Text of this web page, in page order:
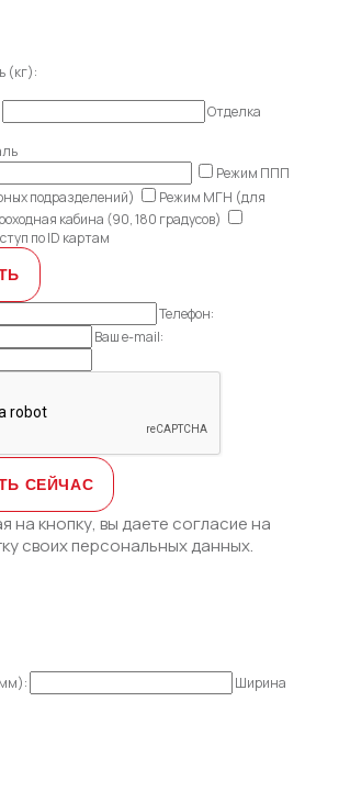
(кг):
Отделка
Режим ППП
подразделений)
Режим МГН (для
кабина (90, 180 градусов)
по ID картам
Телефон:
Ваш e-mail:
на кнопку, вы даете согласие на
своих персональных данных.
Ширина